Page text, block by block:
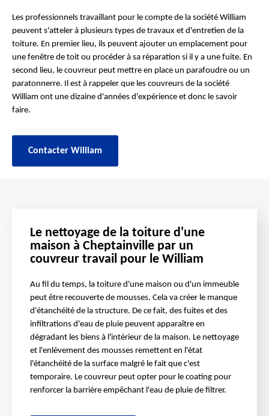
Les professionnels travaillant pour le compte de la société William
peuvent s'atteler à plusieurs types de travaux et d'entretien de la
toiture. En premier lieu, ils peuvent ajouter un emplacement pour
une fenêtre de toit ou procéder à sa réparation si il y a une fuite. En
second lieu, le couvreur peut mettre en place un parafoudre ou un
paratonnerre. Il est à rappeler que les couvreurs de la société
William ont une dizaine d'années d'expérience et donc le savoir
faire.
Contacter William
Le nettoyage de la toiture d'une
maison à Cheptainville par un
couvreur travail pour le William
Au fil du temps, la toiture d'une maison ou d'un immeuble
peut être recouverte de mousses. Cela va créer le manque
d'étanchéité de la structure. De ce fait, des fuites et des
infiltrations d'eau de pluie peuvent apparaître en
dégradant les biens à l'intérieur de la maison. Le nettoyage
et l'enlèvement des mousses remettent en l'état
l'étanchéité de la surface malgré le fait que c'est
temporaire. Le couvreur peut opter pour le coating pour
renforcer la barrière empêchant l'eau de pluie de filtrer.